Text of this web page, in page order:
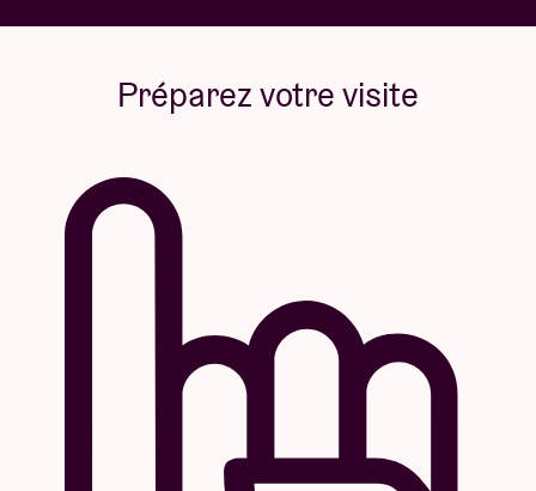
Préparez votre visite